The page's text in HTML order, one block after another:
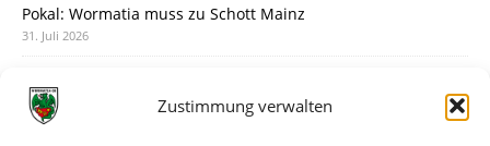
Zustimmung verwalten
Pokal: Wormatia muss zu Schott Mainz
31. Juli 2026
30. Juli 2026